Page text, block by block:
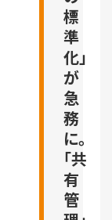
標
準
化」
が
急
務
に。
「共
有
管